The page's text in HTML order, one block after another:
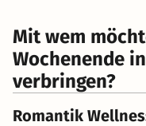
Mit wem
Wochenende
verbringen?
Romantik